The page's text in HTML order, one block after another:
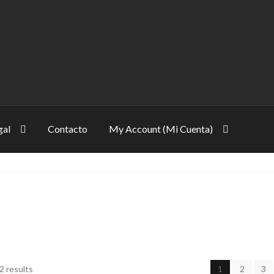
Contacto My Account (Mi Cuenta)
Settings)
results 1 2 3